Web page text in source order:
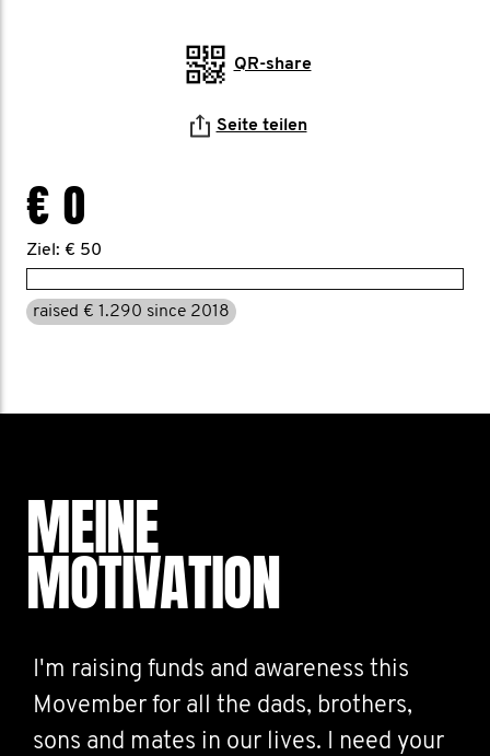
QR-share
Seite teilen
€ 0
Ziel: € 50
raised € 1.290 since 2018
MEINE
MOTIVATION
I'm raising funds and awareness this
Movember for all the dads, brothers,
sons and mates in our lives. I need your